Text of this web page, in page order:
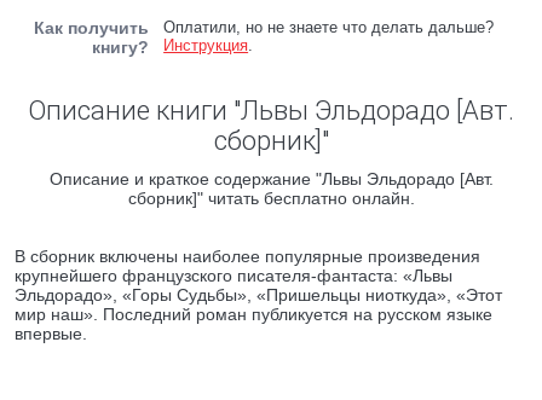
Как получить
книгу?
Оплатили, но не знаете что делать дальше?
Инструкция.
Описание книги "Львы Эльдорадо [Авт.
сборник]"
Описание и краткое содержание "Львы Эльдорадо [Авт.
сборник]" читать бесплатно онлайн.
В сборник включены наиболее популярные произведения
крупнейшего французского писателя-фантаста: «Львы
Эльдорадо», «Горы Судьбы», «Пришельцы ниоткуда», «Этот
мир наш». Последний роман публикуется на русском языке
впервые.